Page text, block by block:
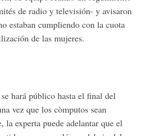
de radio y televisión- y avisaron
estaban cumpliendo con la cuota
de las mujeres.
hará público hasta el final del
vez que los còmputos sean
la experta puede adelantar que el